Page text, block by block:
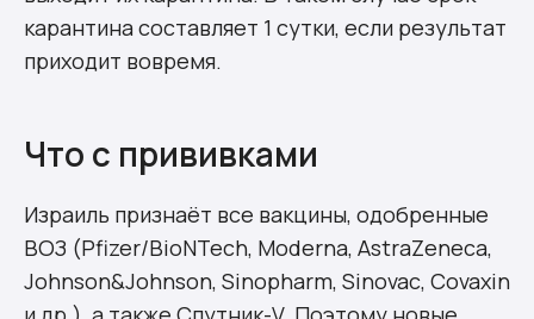
карантина составляет 1 сутки, если результат
приходит вовремя.
Что с прививками
Израиль признаёт все вакцины, одобренные
ВОЗ (Pfizer/BioNTech, Moderna, AstraZeneca,
Johnson&Johnson, Sinopharm, Sinovac, Covaxin